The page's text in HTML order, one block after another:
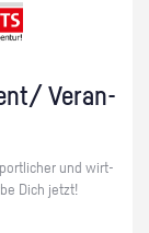
Ver­an­
und wirt­
Dich jetzt!